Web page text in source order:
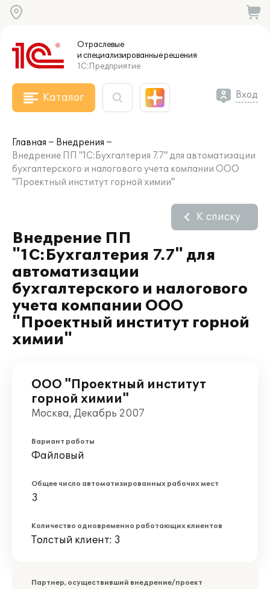
Отраслевые
и специализированныерешения
1С:Предприятие
Каталог Вход
Главная
Внедрения
Внедрение ПП "1С:Бухгалтерия 7.7" для автоматизации
бухгалтерского и налогового учета компании ООО
"Проектный институт горной химии"
Внедрение ПП
"1С:Бухгалтерия 7.7" для
автоматизации
бухгалтерского и налогового
учета компании ООО
"Проектный институт горной
химии"
К списку
ООО "Проектный институт
горной химии"
Москва, Декабрь 2007
Вариант работы
Файловый
Общее число автоматизированных рабочих мест
3
Количество одновременно работающих клиентов
Толстый клиент: 3
Партнер, осуществивший внедрение/проект